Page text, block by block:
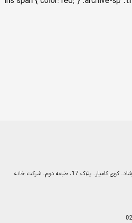
شریعتی، پایین تر از حسینیه ارشاد، کوی کامیار، پلاک 17، طبقه دوم، شرکت خانه